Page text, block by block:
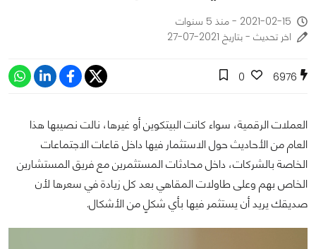
2021-02-15 - منذ 5 سنوات
اخر تحديث - بتاريخ 2021-07-27
6976
0
العملات الرقمية، سواء كانت البيتكوين أو غيرها، نالت نصيبها هذا
العام من الأحاديث حول الاستثمار فيها داخل قاعات الاجتماعات
الخاصة بالشركات، داخل محادثات المستثمرين مع فريق المستشارين
الخاص بهم وعلى طاولات المقاهي بعد كل زيادة في سعرها لأن
صديقك يريد أن يستثمر فيها بأي شكلٍ من الأشكال.